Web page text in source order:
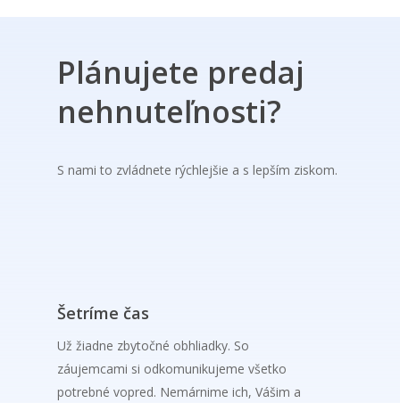
Plánujete predaj
nehnuteľnosti?
S nami to zvládnete rýchlejšie a s lepším ziskom.
Šetríme čas
Už žiadne zbytočné obhliadky. So
záujemcami si odkomunikujeme všetko
potrebné vopred. Nemárnime ich, Vášim a